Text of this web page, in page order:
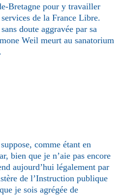
Bretagne pour y travailler
de la France Libre.
doute aggravée par sa
Weil meurt au sanatorium
comme étant en
bien que je n’aie pas encore
aujourd’hui légalement par
de l’Instruction publique
je sois agrégée de